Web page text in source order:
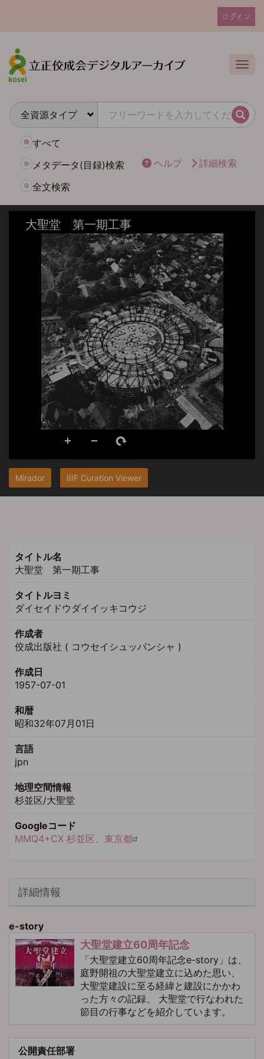
ン
テ
ン
ユ
カ
ウ
ト
ュ
ログイン
検索
すべて
メタデータ(目録)検索
全文検索
ヘルプ 詳細検索
Mirador IIIF Curation Viewer
タイトル名
大聖堂 第一期工事
タイトルヨミ
ダイセイドウダイイッキコウジ
作成者
佼成出版社 ( コウセイシュッパンシャ )
作成日
1957-07-01
和暦
昭和32年07月01日
言語
jpn
地理空間情報
杉並区/大聖堂
Googleコード
MMQ4+CX 杉並区、東京都
詳細情報
e-story
大聖堂建立60周年記念
「大聖堂建立60周年記念e-story」は、
庭野開祖の大聖堂建立に込めた思い、
大聖堂建設に至る経緯と建設にかかわ
った方々の記録、 大聖堂で行なわれた
節目の行事などを紹介しています。
公開責任部署